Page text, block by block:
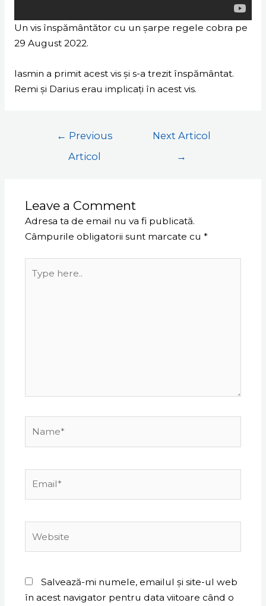
Un vis înspământător cu un șarpe regele cobra pe
29 August 2022.
Iasmin a primit acest vis și s-a trezit înspământat.
Remi și Darius erau implicați în acest vis.
← Previous
Articol
Next Articol
→
Leave a Comment
Adresa ta de email nu va fi publicată.
Câmpurile obligatorii sunt marcate cu *
here..
Salvează-mi numele, emailul și site-ul web
în acest navigator pentru data viitoare când o